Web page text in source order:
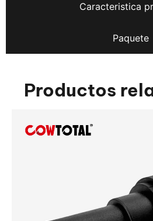
Caracteristica
Paquete
Productos